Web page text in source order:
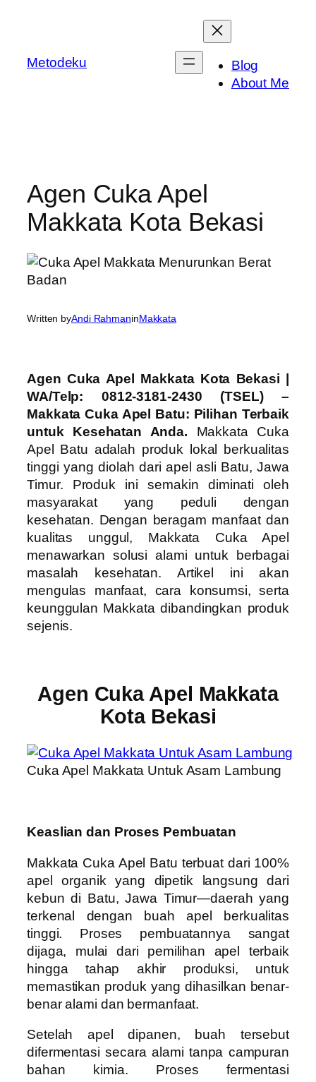
Metodeku
Blog
About Me
Agen Cuka Apel
Makkata Kota Bekasi
Written byAndi RahmaninMakkata
Agen Cuka Apel Makkata Kota Bekasi |
WA/Telp: 0812-3181-2430 (TSEL) –
Makkata Cuka Apel Batu: Pilihan Terbaik
untuk Kesehatan Anda. Makkata Cuka
Apel Batu adalah produk lokal berkualitas
tinggi yang diolah dari apel asli Batu, Jawa
Timur. Produk ini semakin diminati oleh
masyarakat yang peduli dengan
kesehatan. Dengan beragam manfaat dan
kualitas unggul, Makkata Cuka Apel
menawarkan solusi alami untuk berbagai
masalah kesehatan. Artikel ini akan
mengulas manfaat, cara konsumsi, serta
keunggulan Makkata dibandingkan produk
sejenis.
Agen Cuka Apel Makkata
Kota Bekasi
Cuka Apel Makkata Untuk Asam Lambung
Keaslian dan Proses Pembuatan
Makkata Cuka Apel Batu terbuat dari 100%
apel organik yang dipetik langsung dari
kebun di Batu, Jawa Timur—daerah yang
terkenal dengan buah apel berkualitas
tinggi. Proses pembuatannya sangat
dijaga, mulai dari pemilihan apel terbaik
hingga tahap akhir produksi, untuk
memastikan produk yang dihasilkan benar-
benar alami dan bermanfaat.
Setelah apel dipanen, buah tersebut
difermentasi secara alami tanpa campuran
bahan kimia. Proses fermentasi